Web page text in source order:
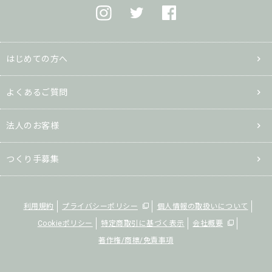
はじめての方へ
よくあるご質問
法人のお客様
つくり手募集
利用規約 プライバシーポリシー
個人情報の取扱いについて
Cookieポリシー
特定商取引に基づく表示
会社概要
著作権/商標/免責事項